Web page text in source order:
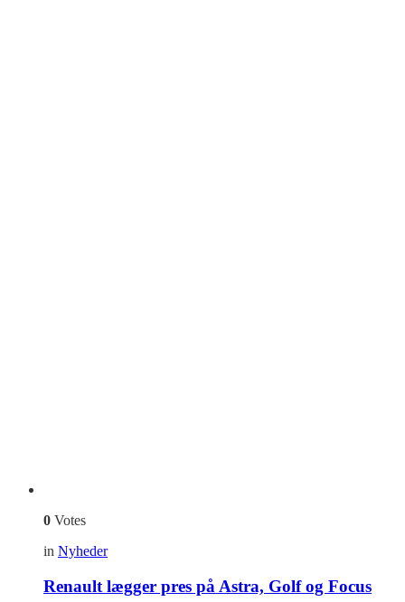
0 Votes
in Nyheder
Renault lægger pres på Astra, Golf og Focus